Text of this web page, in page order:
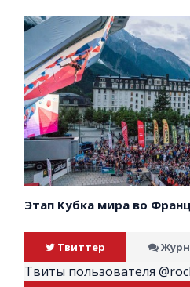
Этап Кубка мира во
Твиттер
Твиты пользователя